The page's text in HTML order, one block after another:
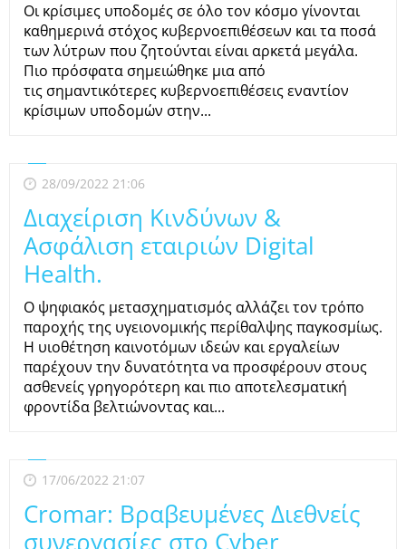
Οι κρίσιμες υποδομές σε όλο τον κόσμο γίνονται
καθημερινά στόχος κυβερνοεπιθέσεων και τα ποσά
των λύτρων που ζητούνται είναι αρκετά μεγάλα.
Πιο πρόσφατα σημειώθηκε μια από
τις σημαντικότερες κυβερνοεπιθέσεις εναντίον
κρίσιμων υποδομών στην...
28/09/2022 21:06
Διαχείριση Κινδύνων &
Ασφάλιση εταιριών Digital
Health.
Ο ψηφιακός μετασχηματισμός αλλάζει τον τρόπο
παροχής της υγειονομικής περίθαλψης παγκοσμίως.
Η υιοθέτηση καινοτόμων ιδεών και εργαλείων
παρέχουν την δυνατότητα να προσφέρουν στους
ασθενείς γρηγορότερη και πιο αποτελεσματική
φροντίδα βελτιώνοντας και...
17/06/2022 21:07
Cromar: Bραβευμένες Διεθνείς
συνεργασίες στο Cyber